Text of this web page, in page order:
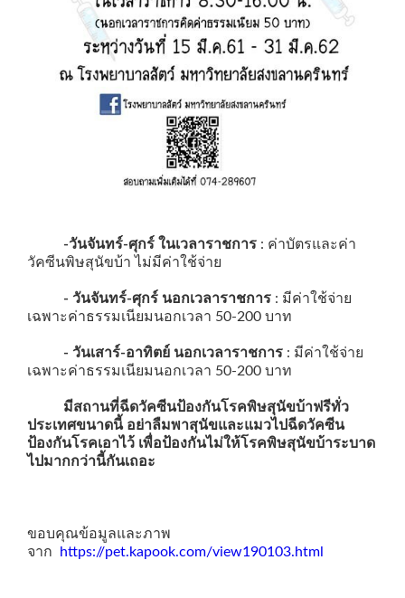
-วันจันทร์-ศุกร์ ในเวลาราชการ : ค่าบัตรและค่า
วัคซีนพิษสุนัขบ้า ไม่มีค่าใช้จ่าย
- วันจันทร์-ศุกร์ นอกเวลาราชการ : มีค่าใช้จ่าย
เฉพาะค่าธรรมเนียมนอกเวลา 50-200 บาท
- วันเสาร์-อาทิตย์ นอกเวลาราชการ : มีค่าใช้จ่าย
เฉพาะค่าธรรมเนียมนอกเวลา 50-200 บาท
มีสถานที่ฉีดวัคซีนป้องกันโรคพิษสุนัขบ้าฟรีทั่ว
ประเทศขนาดนี้ อย่าลืมพาสุนัขและแมวไปฉีดวัคซีน
ป้องกันโรคเอาไว้ เพื่อป้องกันไม่ให้โรคพิษสุนัขบ้าระบาด
ไปมากกว่านี้กันเถอะ
ขอบคุณข้อมูลและภาพ
จาก
https://pet.kapook.com/view190103.html